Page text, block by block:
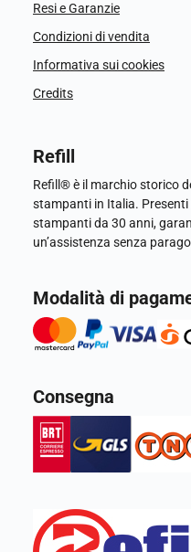
Resi e Garanzie
Condizioni di vendita
Informativa sui cookies
Credits
Refill
Refill® è il marchio storico
stampanti in Italia.
stampanti da 30 anni,
un’assistenza senza
Modalità di
Consegna